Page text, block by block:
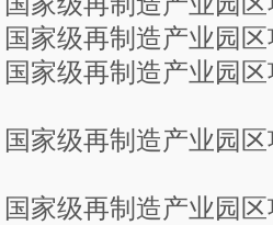
再制造产业园区项
再制造产业园区项
再制造产业园区项
再制造产业园区项